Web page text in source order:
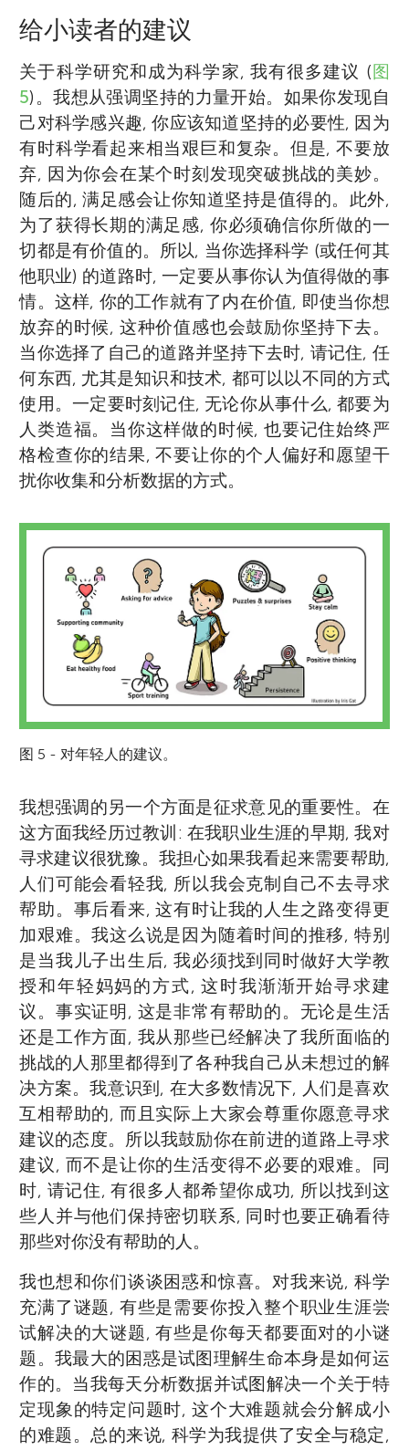
给小读者的建议
关于科学研究和成为科学家, 我有很多建议 ( 图
5)。我想从强调坚持的力量开始。如果你发现自
己对科学感兴趣, 你应该知道坚持的必要性, 因为
有时科学看起来相当艰巨和复杂。但是, 不要放
弃, 因为你会在某个时刻发现突破挑战的美妙。
随后的, 满足感会让你知道坚持是值得的。此外,
为了获得长期的满足感, 你必须确信你所做的一
切都是有价值的。所以, 当你选择科学 (或任何其
他职业) 的道路时, 一定要从事你认为值得做的事
情。这样, 你的工作就有了内在价值, 即使当你想
放弃的时候, 这种价值感也会鼓励你坚持下去。
当你选择了自己的道路并坚持下去时, 请记住, 任
何东西, 尤其是知识和技术, 都可以以不同的方式
使用。一定要时刻记住, 无论你从事什么, 都要为
人类造福。当你这样做的时候, 也要记住始终严
格检查你的结果, 不要让你的个人偏好和愿望干
扰你收集和分析数据的方式。
图 5 - 对年轻人的建议。
我想强调的另一个方面是征求意见的重要性。在
这方面我经历过教训: 在我职业生涯的早期, 我对
寻求建议很犹豫。我担心如果我看起来需要帮助,
人们可能会看轻我, 所以我会克制自己不去寻求
帮助。事后看来, 这有时让我的人生之路变得更
加艰难。我这么说是因为随着时间的推移, 特别
是当我儿子出生后, 我必须找到同时做好大学教
授和年轻妈妈的方式, 这时我渐渐开始寻求建
议。事实证明, 这是非常有帮助的。无论是生活
还是工作方面, 我从那些已经解决了我所面临的
挑战的人那里都得到了各种我自己从未想过的解
决方案。我意识到, 在大多数情况下, 人们是喜欢
互相帮助的, 而且实际上大家会尊重你愿意寻求
建议的态度。所以我鼓励你在前进的道路上寻求
建议, 而不是让你的生活变得不必要的艰难。同
时, 请记住, 有很多人都希望你成功, 所以找到这
些人并与他们保持密切联系, 同时也要正确看待
那些对你没有帮助的人。
我也想和你们谈谈困惑和惊喜。对我来说, 科学
充满了谜题, 有些是需要你投入整个职业生涯尝
试解决的大谜题, 有些是你每天都要面对的小谜
题。我最大的困惑是试图理解生命本身是如何运
作的。当我每天分析数据并试图解决一个关于特
定现象的特定问题时, 这个大难题就会分解成小
的难题。总的来说, 科学为我提供了安全与稳定,